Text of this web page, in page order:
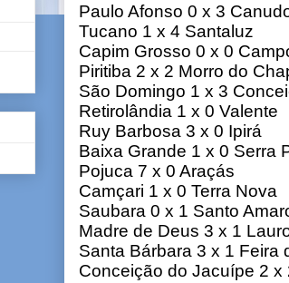
Paulo Afonso 0 x 3
Tucano 1 x 4 Santaluz
Capim Grosso 0 x 0
Piritiba 2 x 2 Morro do
São Domingo 1 x 3
Retirolândia 1 x 0 Valente
Ruy Barbosa 3 x 0 Ipirá
Baixa Grande 1 x 0 Serra
Pojuca 7 x 0 Araçás
Camçari 1 x 0 Terra Nova
Saubara 0 x 1 Santo
Madre de Deus 3 x 1
Santa Bárbara 3 x 1 Feira
Conceição do Jacuípe 2